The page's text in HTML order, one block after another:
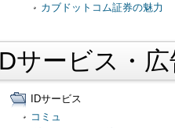
カブドットコム証券の魅力
サービス・
IDサービス
コミュ